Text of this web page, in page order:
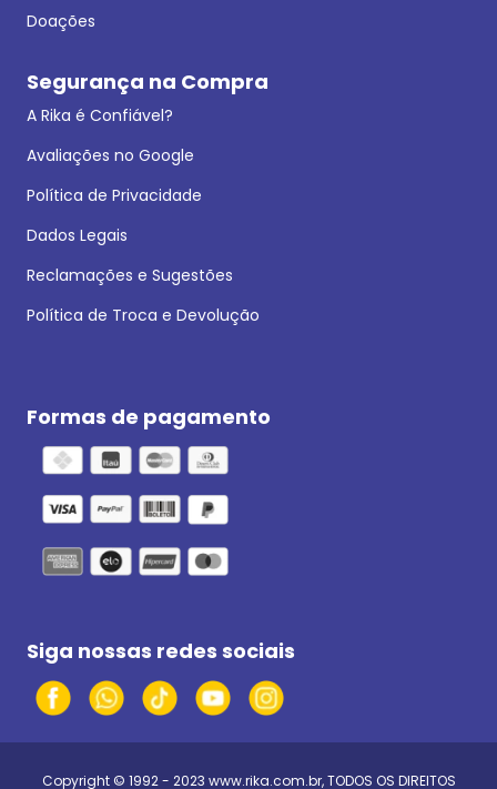
Doações
Segurança na Compra
A Rika é Confiável?
Avaliações no Google
Política de Privacidade
Dados Legais
Reclamações e Sugestões
Política de Troca e Devolução
Formas de pagamento
Siga nossas redes sociais
Copyright © 1992 - 2023 www.rika.com.br, TODOS OS DIREITOS